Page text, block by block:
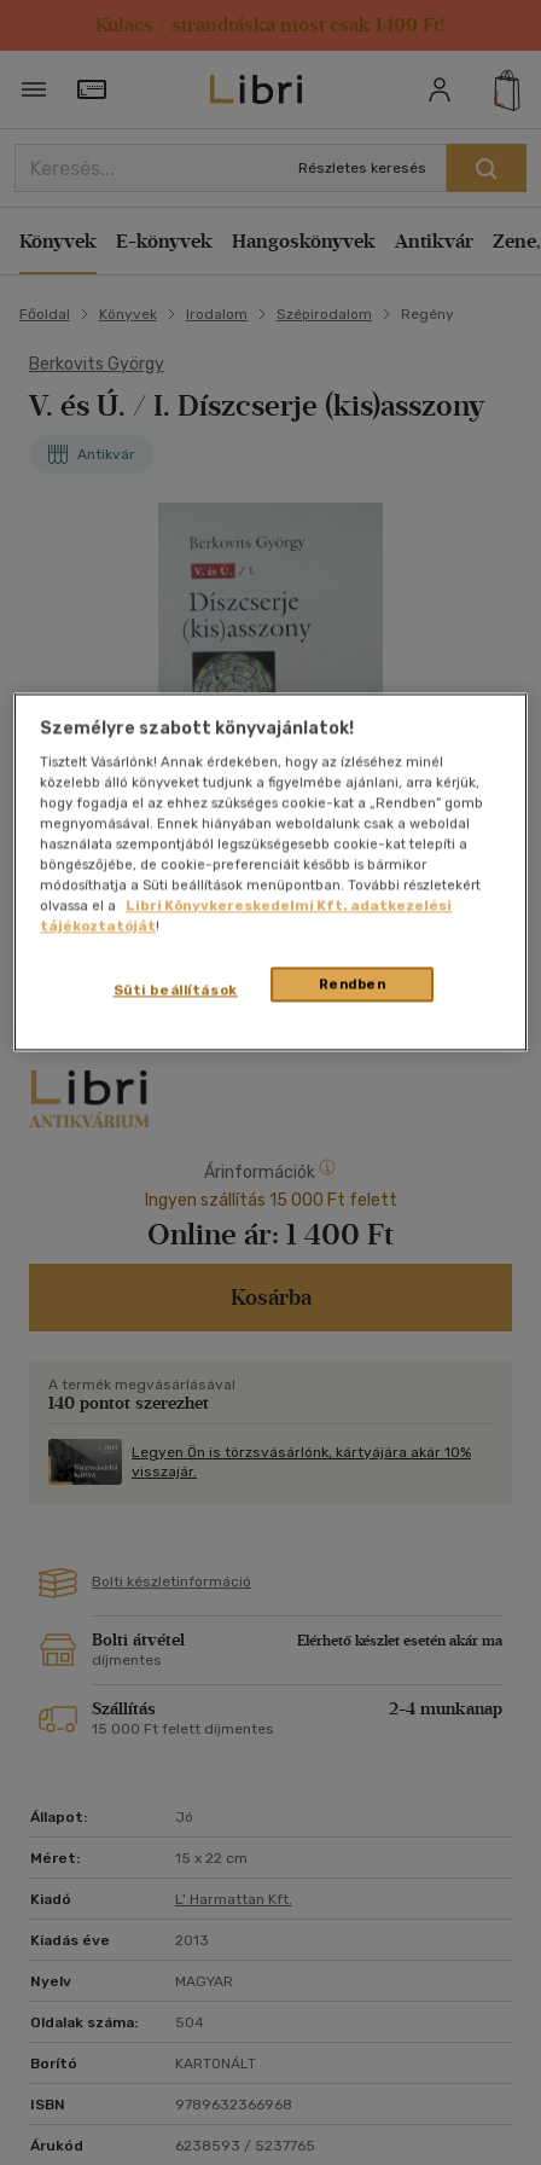
Kulacs / strandtáska most csak 1499 Ft!
Törzsvásárlói Kártya adatai
Részletes keresés
Könyvek E-könyvek Hangoskönyvek Antikvár
Főoldal Könyvek Irodalom Szépirodalom Regény
Berkovits György
V. és Ú. / I. Díszcserje (kis)asszony
Antikvár
Kívánságlistához adom Megosztom
L' Harmattan Kft.|2013|magyar nyelvű|kartonált
Árinformációk
Ingyen szállítás 15 000 Ft felett
Online ár: 1 400 Ft
Kosárba
A termék megvásárlásával
140 pontot szerezhet
Legyen Ön is törzsvásárlónk, kártyájára akár 10%
visszajár.
Bolti készletinformáció
Bolti átvétel
Elérhető készlet esetén akár ma
díjmentes
Szállítás 2-4 munkanap
15 000 Ft felett díjmentes
Állapot: Jó
Méret: 15 x 22 cm
Kiadó L' Harmattan Kft.
Kiadás éve 2013
Nyelv MAGYAR
Oldalak száma: 504
Borító KARTONÁLT
ISBN 9789632366968
Árukód 6238593 / 5237765
Személyre szabott könyvajánlatok!
Tisztelt Vásárlónk! Annak érdekében, hogy az ízléséhez minél
közelebb álló könyveket tudjunk a figyelmébe ajánlani, arra kérjük,
hogy fogadja el az ehhez szükséges cookie-kat a „Rendben” gomb
megnyomásával. Ennek hiányában weboldalunk csak a weboldal
használata szempontjából legszükségesebb cookie-kat telepíti a
böngészőjébe, de cookie-preferenciáit később is bármikor
módosíthatja a Süti beállítások menüpontban. További részletekért
olvassa el a
Libri Könyvkereskedelmi Kft. adatkezelési
tájékoztatóját!
Rendben
Süti beállítások